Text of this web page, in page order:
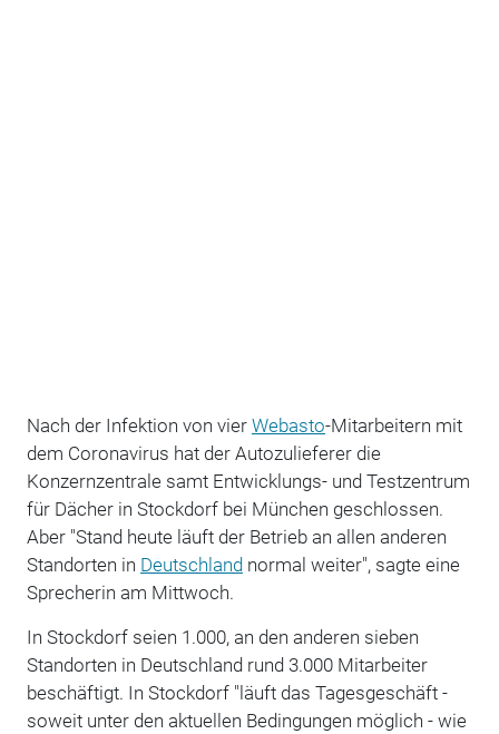
Nach der Infektion von vier Webasto-Mitarbeitern mit
dem Coronavirus hat der Autozulieferer die
Konzernzentrale samt Entwicklungs- und Testzentrum
für Dächer in Stockdorf bei München geschlossen.
Aber "Stand heute läuft der Betrieb an allen anderen
Standorten in Deutschlandnormal weiter", sagte eine
Sprecherin am Mittwoch.
In Stockdorf seien 1.000, an den anderen sieben
Standorten in Deutschland rund 3.000 Mitarbeiter
beschäftigt. In Stockdorf "läuft das Tagesgeschäft -
soweit unter den aktuellen Bedingungen möglich - wie